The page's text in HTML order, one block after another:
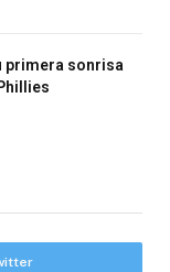
primera sonrisa